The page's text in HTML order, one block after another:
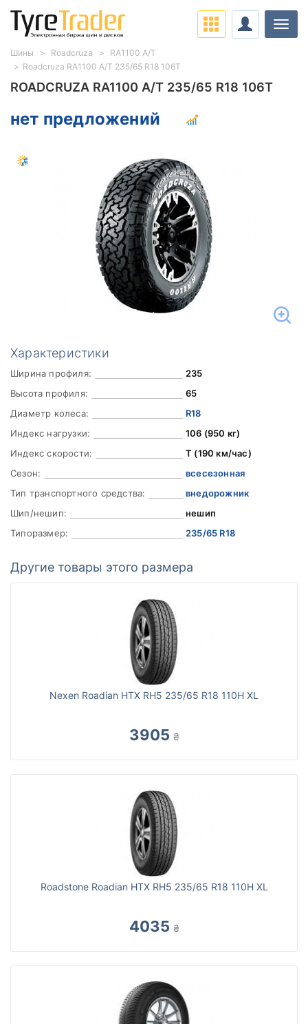
ROADCRUZA RA1100 A/T 235/65 R18 106T
нет предложений
Характеристики
Ширина профиля:
235
Высота профиля:
65
Диаметр колеса:
R18
Индекс нагрузки:
106 (950 кг)
Индекс скорости:
T (190 км/час)
Сезон:
всесезонная
Тип транспортного средства:
внедорожник
Шип/нешип:
нешип
Типоразмер:
235/65 R18
Другие товары этого размера
Nexen Roadian HTX RH5 235/65 R18 110H XL
3905 ₴
Roadstone Roadian HTX RH5 235/65 R18 110H XL
4035 ₴
Шины Roadcruza
RA1100 A/T
Roadcruza RA1100 A/T 235/65 R18 106T